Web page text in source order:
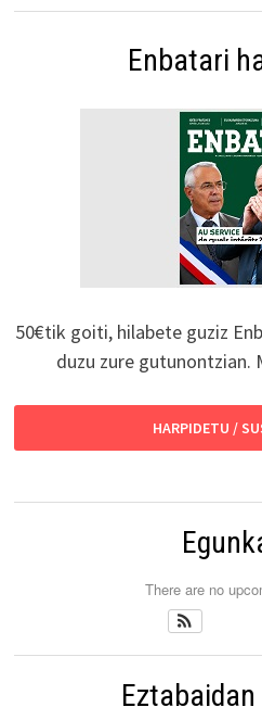
Enbatari
50€tik goiti, hilabete guziz
duzu zure gutunontzian.
HARPIDETU /
There are no